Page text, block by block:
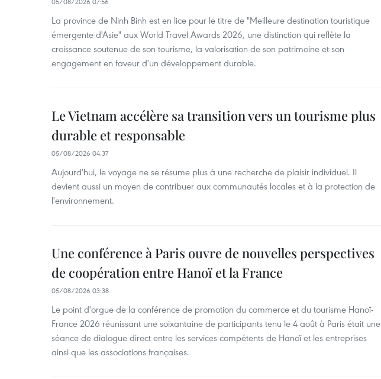
La province de Ninh Binh est en lice pour le titre de "Meilleure destination touristique
émergente d'Asie" aux World Travel Awards 2026, une distinction qui reflète la
croissance soutenue de son tourisme, la valorisation de son patrimoine et son
engagement en faveur d'un développement durable.
Le Vietnam accélère sa transition vers un tourisme plus
durable et responsable
05/08/2026 04:37
Aujourd'hui, le voyage ne se résume plus à une recherche de plaisir individuel. Il
devient aussi un moyen de contribuer aux communautés locales et à la protection de
l'environnement.
Une conférence à Paris ouvre de nouvelles perspectives
de coopération entre Hanoï et la France
05/08/2026 03:38
Le point d'orgue de la conférence de promotion du commerce et du tourisme Hanoï-
France 2026 réunissant une soixantaine de participants tenu le 4 août à Paris était une
séance de dialogue direct entre les services compétents de Hanoï et les entreprises
ainsi que les associations françaises.